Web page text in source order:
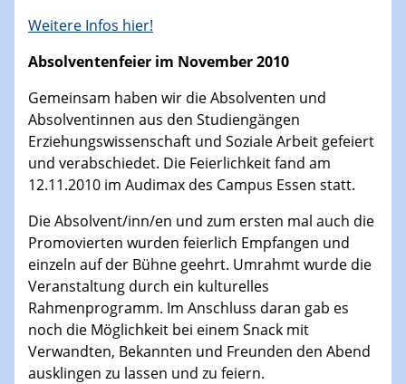
Weitere Infos hier!
Absolventenfeier im November 2010
Gemeinsam haben wir die Absolventen und
Absolventinnen aus den Studiengängen
Erziehungswissenschaft und Soziale Arbeit gefeiert
und verabschiedet. Die Feierlichkeit fand am
12.11.2010 im Audimax des Campus Essen statt.
Die Absolvent/inn/en und zum ersten mal auch die
Promovierten wurden feierlich Empfangen und
einzeln auf der Bühne geehrt. Umrahmt wurde die
Veranstaltung durch ein kulturelles
Rahmenprogramm. Im Anschluss daran gab es
noch die Möglichkeit bei einem Snack mit
Verwandten, Bekannten und Freunden den Abend
ausklingen zu lassen und zu feiern.